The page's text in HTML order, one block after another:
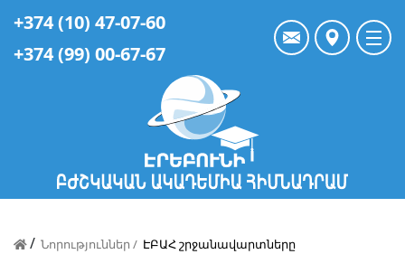
+374 (10) 47-07-60
+374 (99) 00-67-67
/ Նորություններ / ԷԲԱՀ շրջանավարտները